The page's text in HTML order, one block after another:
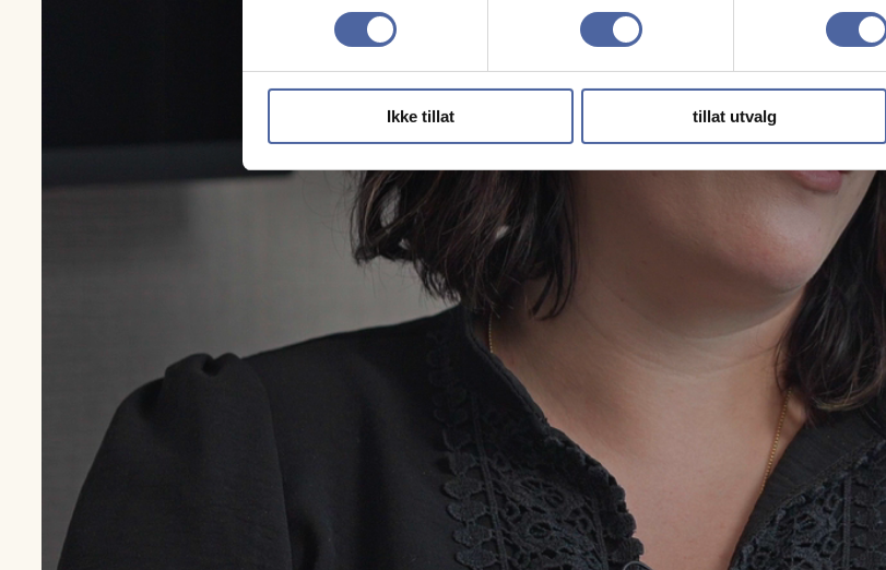
Ikke tillat tillat utvalg